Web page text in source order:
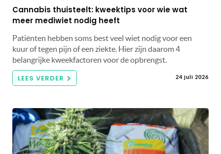
Cannabis thuisteelt: kweektips voor wie wat
meer mediwiet nodig heeft
Patiënten hebben soms best veel wiet nodig voor een
kuur of tegen pijn of een ziekte. Hier zijn daarom 4
belangrijke kweekfactoren voor de opbrengst.
LEES VERDER 24 juli 2026